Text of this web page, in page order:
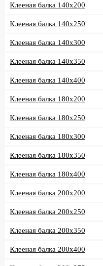
Клееная балка 140x200
Клееная балка 140x250
Клееная балка 140x300
Клееная балка 140x350
Клееная балка 140x400
Клееная балка 180x200
Клееная балка 180x250
Клееная балка 180x300
Клееная балка 180x350
Клееная балка 180x400
Клееная балка 200x200
Клееная балка 200x250
Клееная балка 200x350
Клееная балка 200x400